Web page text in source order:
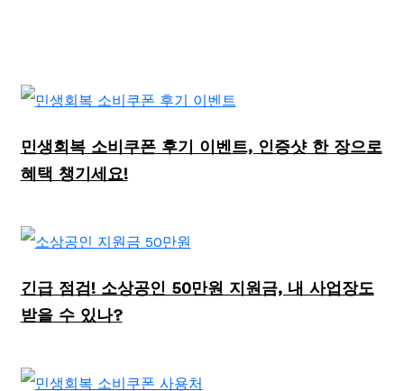
민생회복 소비쿠폰 후기 이벤트, 인증샷 한 장으로
혜택 챙기세요!
긴급 점검! 소상공인 50만원 지원금, 내 사업장도
받을 수 있나?